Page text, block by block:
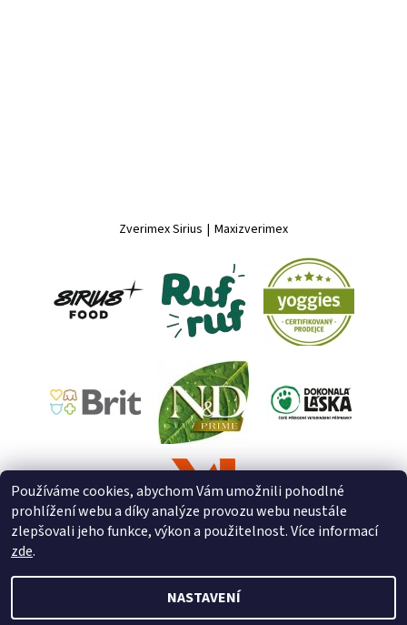
Zverimex Sirius | Maxizverimex
cookies
Používáme cookies, abychom Vám umožnili pohodlné
prohlížení webu a díky analýze provozu webu neustále
zlepšovali jeho funkce, výkon a použitelnost. Více informací
zde.
NASTAVENÍ